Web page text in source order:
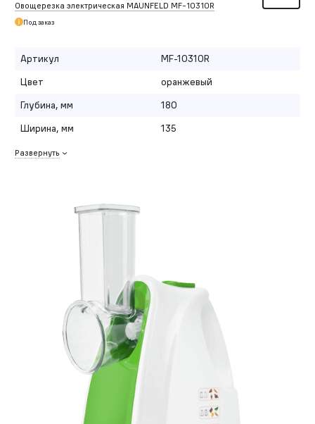
Овощерезка электрическая MAUNFELD MF-1031OR
Под заказ
Артикул
MF-1031OR
Цвет
оранжевый
Глубина, мм
180
Ширина, мм
135
Развернуть